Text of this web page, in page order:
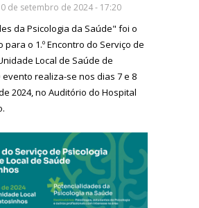
de setembro de 2024 - 17:20
da Psicologia da Saúde" foi o
para o 1.º Encontro do Serviço de
Local de Saúde de
realiza-se nos dias 7 e 8
2024, no Auditório do Hospital